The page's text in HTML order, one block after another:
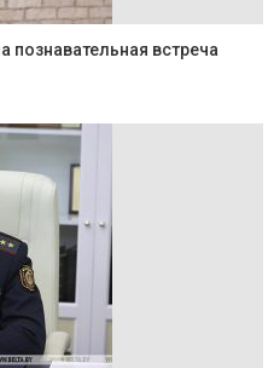
познавательная встреча